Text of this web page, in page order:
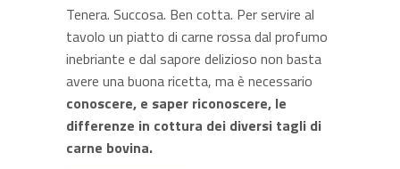
Tenera. Succosa. Ben cotta. Per servire al
tavolo un piatto di carne rossa dal profumo
inebriante e dal sapore delizioso non basta
avere una buona ricetta, ma è necessario
conoscere, e saper riconoscere, le
differenze in cottura dei diversi tagli di
carne bovina.